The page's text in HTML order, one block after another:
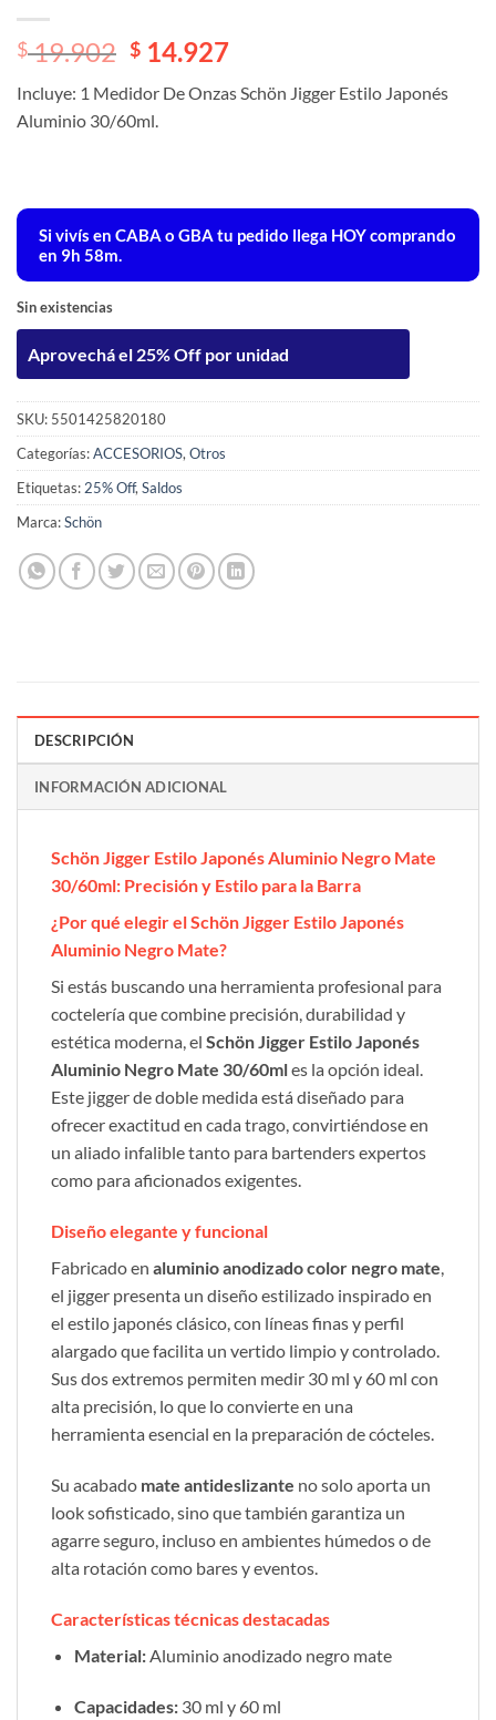
El
original
era:
$19.902 El
actual
es:
$ 14.927
Incluye: 1 Medidor De Onzas Schön Jigger Estilo Japonés
Aluminio 30/60ml.
Si vivís en CABA o GBA tu pedido llega HOYcomprando
en 9h 58m.
Sin existencias
Aprovechá el 25% Off por unidad
SKU: 5501425820180
Categorías:ACCESORIOS,Otros
Etiquetas:25% Off,Saldos
Marca:Schön
DESCRIPCIÓN
INFORMACIÓN ADICIONAL
Schön Jigger Estilo Japonés Aluminio Negro Mate
30/60ml: Precisión y Estilo para la Barra
¿Por qué elegir el Schön Jigger Estilo Japonés
Aluminio Negro Mate?
Si estás buscando una herramienta profesional para
coctelería que combine precisión, durabilidad y
estética moderna, el Schön Jigger Estilo Japonés
Aluminio Negro Mate 30/60mles la opción ideal.
Este jigger de doble medida está diseñado para
ofrecer exactitud en cada trago, convirtiéndose en
un aliado infalible tanto para bartenders expertos
como para aficionados exigentes.
Diseño elegante y funcional
Fabricado en aluminio anodizado color negro mate,
el jigger presenta un diseño estilizado inspirado en
el estilo japonés clásico, con líneas finas y perfil
alargado que facilita un vertido limpio y controlado.
Sus dos extremos permiten medir 30 ml y 60 ml con
alta precisión, lo que lo convierte en una
herramienta esencial en la preparación de cócteles.
Su acabado mate antideslizante no solo aporta un
look sofisticado, sino que también garantiza un
agarre seguro, incluso en ambientes húmedos o de
alta rotación como bares y eventos.
Características técnicas destacadas
Material:Aluminio anodizado negro mate
Capacidades:30 ml y 60 ml